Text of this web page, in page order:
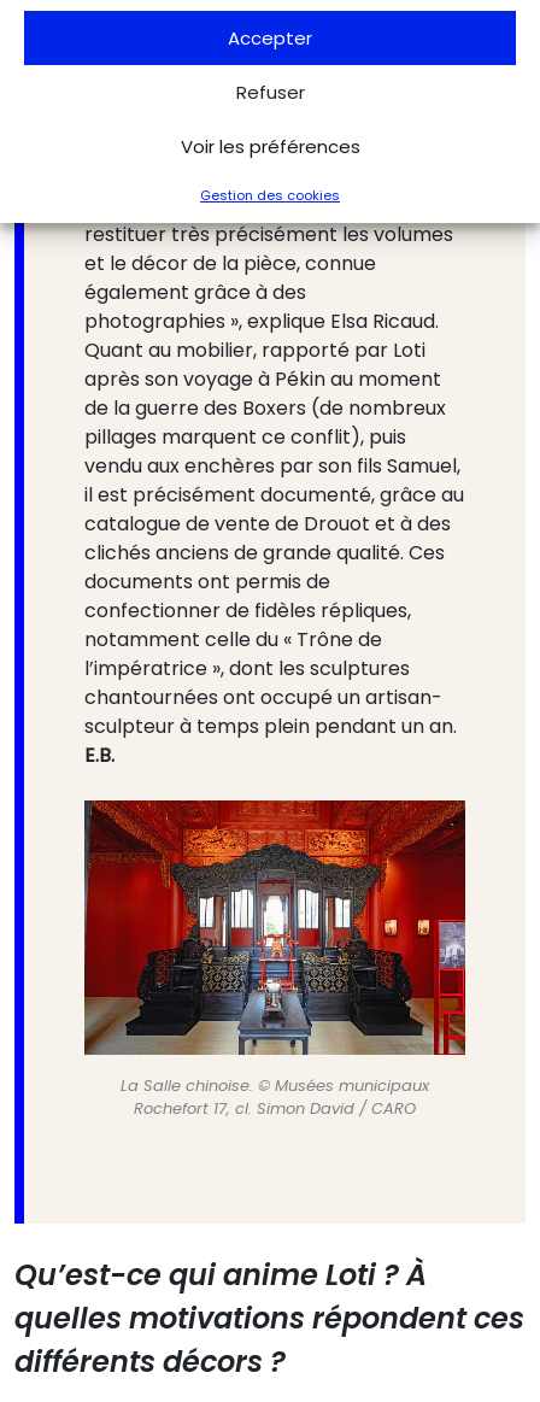
Accepter
Refuser
Voir les préférences
Gestion des cookies
identifier une fuite d’eau, les traces (en
négatif) du plafond de cette salle
disparue sont retrouvées. « De fil en
d’indices – sur l’emplacement des
d’origine – que l’on était en mesure de
restituer très précisément les volumes
et le décor de la pièce, connue
également grâce à des
photographies », explique Elsa Ricaud.
Quant au mobilier, rapporté par Loti
après son voyage à Pékin au moment
de la guerre des Boxers (de nombreux
pillages marquent ce conflit), puis
vendu aux enchères par son fils Samuel,
il est précisément documenté, grâce au
catalogue de vente de Drouot et à des
clichés anciens de grande qualité. Ces
documents ont permis de
confectionner de fidèles répliques,
notamment celle du « Trône de
l’impératrice », dont les sculptures
chantournées ont occupé un artisan-
sculpteur à temps plein pendant un an.
E.B.
La Salle chinoise. © Musées municipaux
Rochefort 17, cl. Simon David / CARO
Qu’est-ce qui anime Loti ? À
quelles motivations répondent ces
différents décors ?